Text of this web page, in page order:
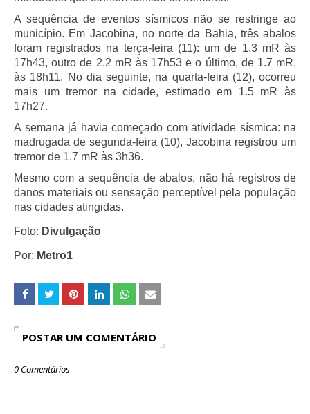
A sequência de eventos sísmicos não se restringe ao
município. Em Jacobina, no norte da Bahia, três abalos
foram registrados na terça-feira (11): um de 1.3 mR às
17h43, outro de 2.2 mR às 17h53 e o último, de 1.7 mR,
às 18h11. No dia seguinte, na quarta-feira (12), ocorreu
mais um tremor na cidade, estimado em 1.5 mR às
17h27.
A semana já havia começado com atividade sísmica: na
madrugada de segunda-feira (10), Jacobina registrou um
tremor de 1.7 mR às 3h36.
Mesmo com a sequência de abalos, não há registros de
danos materiais ou sensação perceptível pela população
nas cidades atingidas.
Foto: Divulgação
Por: Metro1
POSTAR UM COMENTÁRIO
0 Comentários